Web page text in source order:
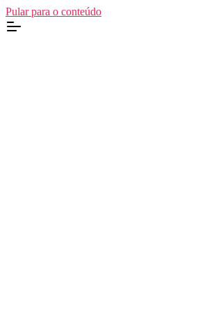
Pular para o conteúdo